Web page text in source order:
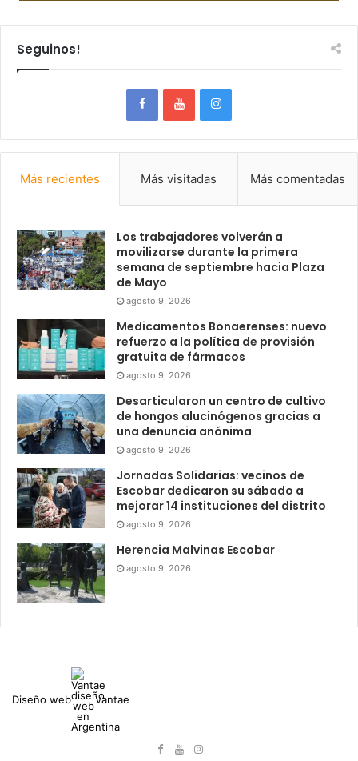
Seguinos!
Más recientes Más visitadas Más comentadas
Los trabajadores volverán a
movilizarse durante la primera
semana de septiembre hacia Plaza
de Mayo
agosto 9, 2026
Medicamentos Bonaerenses: nuevo
refuerzo a la política de provisión
gratuita de fármacos
agosto 9, 2026
Desarticularon un centro de cultivo
de hongos alucinógenos gracias a
una denuncia anónima
agosto 9, 2026
Jornadas Solidarias: vecinos de
Escobar dedicaron su sábado a
mejorar 14 instituciones del distrito
agosto 9, 2026
Herencia Malvinas Escobar
agosto 9, 2026
Diseño web Vantae